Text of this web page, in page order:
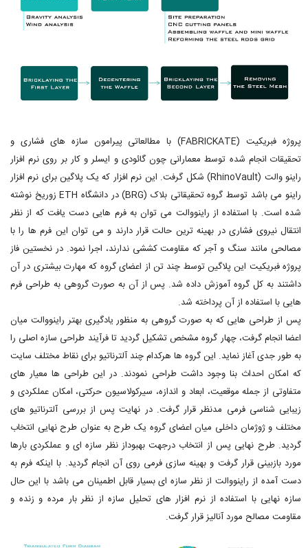
پروژه فبریکیت (FABRICKATE) با مطالعاتی پیرامون سازه های فشاری و
تحقیقات انجام شده توسط معمارانی چون گائودی و ایسلر و کار بر روی نرم افزار
راینو والت (RhinoVault) شکل گرفت. این نرم افزار که یک پلاگین برای نرم افزار
راینو می باشد توسط گروه تحقیقاتی بلاک (BRG) در دانشگاه ETH زوریخ نوشته
شده است. با استفاده از راینووالت می توان به فرم هایی دست یافت که از نظر
انتقال نیروی فشاری در بهینه ترین حالت قرار دارند و می توان این فرم ها را با
مصالحی مانند سنگ و آجر که مقاومت کششی ندارند، اجرا نمود. در نخستین فاز
پروژه فبریکیت این پلاگین توسط چند تن از اعضای گروه که مهارت بیشتری در آن
داشتند به کل گروه آموزش داده شد. پس از آن به صورت گروهی به طراحی فرم
هایی با استفاده از آن پرداخته شد.
پس از طراحی هایی که به صورت گروهی به منظور یادگیری بهتر راینووالت میان
اعضا انجام گرفت، چهار گروه مشخص تشکیل گردید تا فرآیند طراحی سازه اصلی را
به طور جدی آغاز نماید. این گروه ها هرکدام چند آلترناتیو برای نقاط مختلف سایت
که امکان احداث بنا وجود داشت طراحی نمودند. در این طراحی ها معیار های
متفاوتی از جمله موقعیت، ابعاد و اندازه، سیرکولاسیون حرکتی، امکان عملکردی و
زیبایی شناسی فرمی مدنظر قرار گرفت. در نهایت پس از بررسی آلترناتیو های
مختلف و ژوژمان داخلی میان اعضای گروه یک طرح به عنوان طرح نهایی انتخاب
گردید. طرح نهایی پس از انتخاب درجهت بهبوداز نظر سازه ای و عملکردی بارها
مورد بازبینی قرار گرفت و بهینه سازی فرمی روی آن انجام گردید. با اینکه فرم به
دست آمده از راینووالت از نظر سازه ای بسیار قابل اطمینان می باشد با این حال
سازه نهایی با استفاده از نرم افزار های تحلیل سازه از نظر بار مرده و زنده و
مقاومت مصالح مورد آنالیز قرار گرفت.